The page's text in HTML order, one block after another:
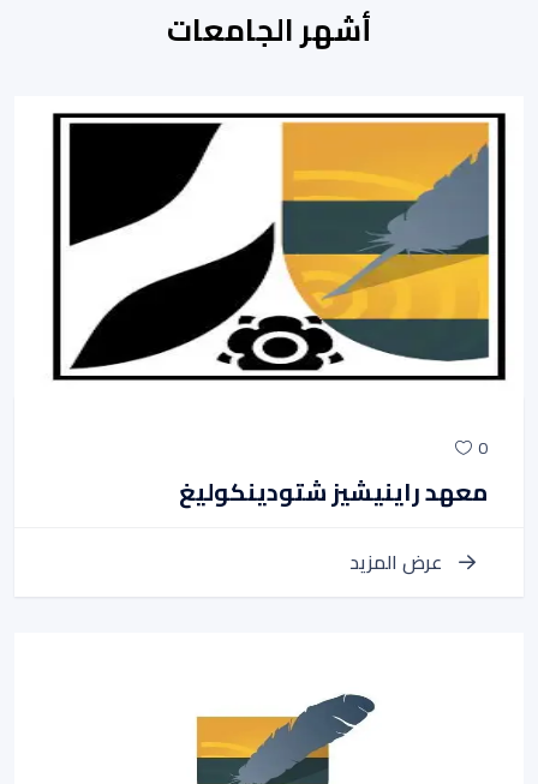
أشهر الجامعات
0
معهد راينيشيز شتودينكوليغ